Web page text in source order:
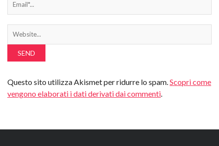
Questo sito utilizza Akismet per ridurre lo spam.Scopri come
vengono elaborati i dati derivati dai commenti.